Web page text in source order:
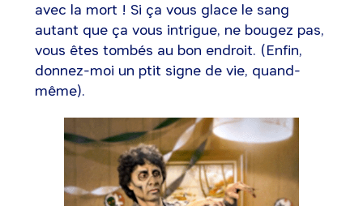
avec la mort ! Si ça vous glace le sang
autant que ça vous intrigue, ne bougez pas,
vous êtes tombés au bon endroit. (Enfin,
donnez-moi un ptit signe de vie, quand-
même).